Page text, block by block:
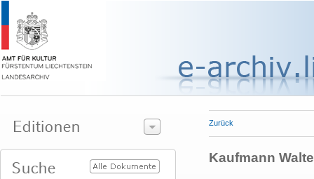
Zurück
Kaufmann